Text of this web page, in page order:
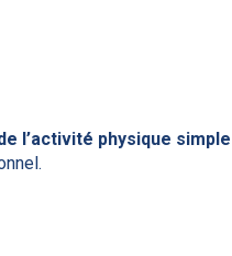
l’activité physique simple